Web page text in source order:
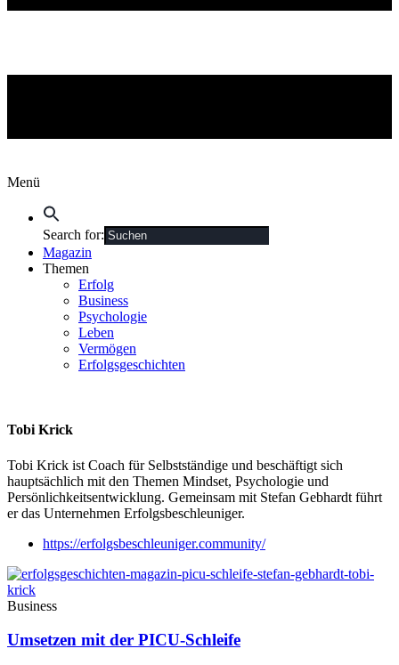
Menü
Search for:
Magazin
Themen
Erfolg
Business
Psychologie
Leben
Vermögen
Erfolgsgeschichten
Tobi Krick
Tobi Krick ist Coach für Selbstständige und beschäftigt sich
hauptsächlich mit den Themen Mindset, Psychologie und
Persönlichkeitsentwicklung. Gemeinsam mit Stefan Gebhardt führt
er das Unternehmen Erfolgsbeschleuniger.
https://erfolgsbeschleuniger.community/
Business
Umsetzen mit der PICU-Schleife